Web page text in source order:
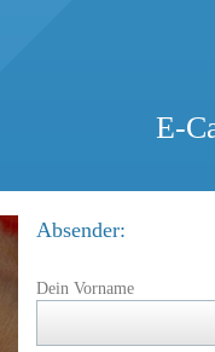
E-
Absender:
Dein Vorname